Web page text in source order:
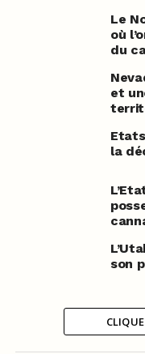
Le
où
du
et
la
son